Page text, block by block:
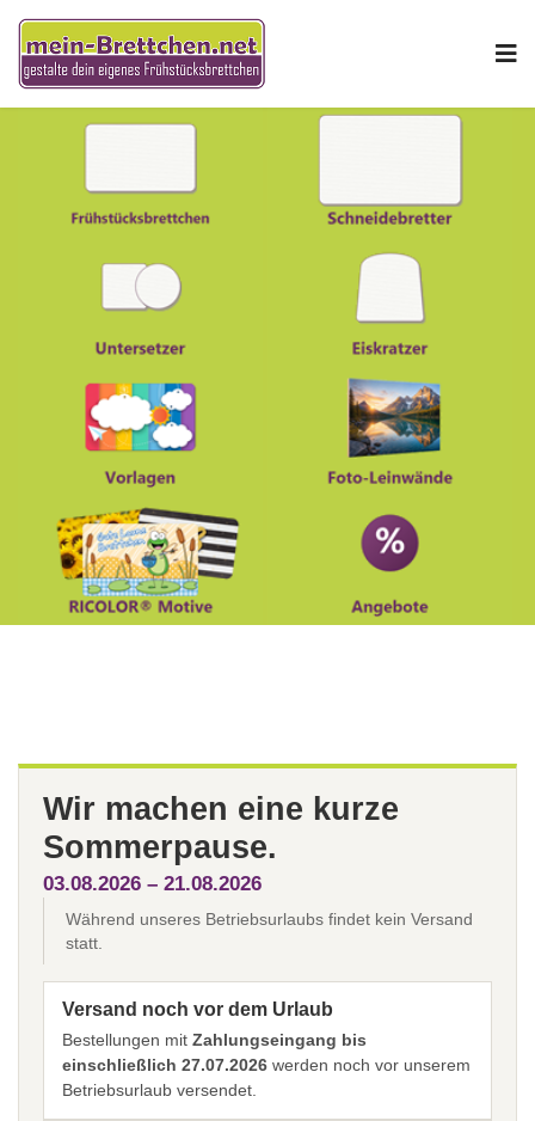
Wir machen eine kurze
Sommerpause.
03.08.2026 – 21.08.2026
Während unseres Betriebsurlaubs findet kein Versand
statt.
Versand noch vor dem Urlaub
Bestellungen mit Zahlungseingang bis
einschließlich 27.07.2026 werden noch vor unserem
Betriebsurlaub versendet.